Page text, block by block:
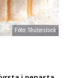
Foto: Shuterstock